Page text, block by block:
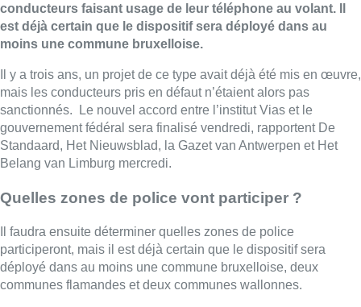
conducteurs faisant usage de leur téléphone au volant. Il
est déjà certain que le dispositif sera déployé dans au
moins une commune bruxelloise.
Il y a trois ans, un projet de ce type avait déjà été mis en œuvre,
mais les conducteurs pris en défaut n’étaient alors pas
sanctionnés. Le nouvel accord entre l’institut Vias et le
gouvernement fédéral sera finalisé vendredi, rapportent De
Standaard, Het Nieuwsblad, la Gazet van Antwerpen et Het
Belang van Limburg mercredi.
Quelles zones de police vont participer ?
Il faudra ensuite déterminer quelles zones de police
participeront, mais il est déjà certain que le dispositif sera
déployé dans au moins une commune bruxelloise, deux
communes flamandes et deux communes wallonnes.